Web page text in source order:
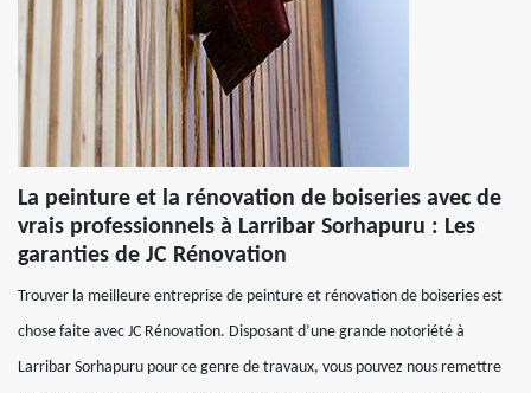
La peinture et la rénovation de boiseries avec de
vrais professionnels à Larribar Sorhapuru : Les
garanties de JC Rénovation
Trouver la meilleure entreprise de peinture et rénovation de boiseries est
chose faite avec JC Rénovation. Disposant d’une grande notoriété à
Larribar Sorhapuru pour ce genre de travaux, vous pouvez nous remettre